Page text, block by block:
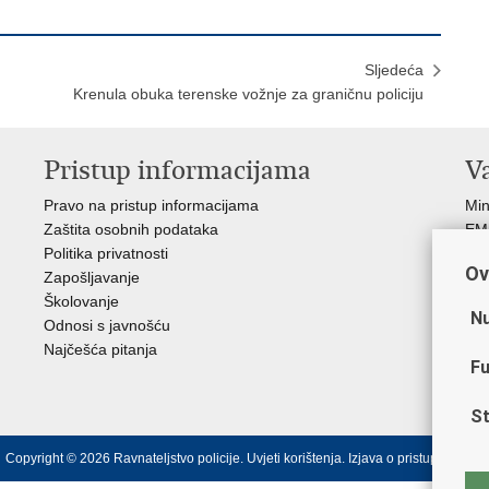
Sljedeća
Krenula obuka terenske vožnje za graničnu policiju
Pristup informacijama
Pravo na pristup informacijama
Zaštita osobnih podataka
Politika privatnosti
Zapošljavanje
Školovanje
Odnosi s javnošću
Najčešća pitanja
Copyright © 2026 Ravnateljstvo policije. Uvjeti korištenja. Izjava o pristupačnosti